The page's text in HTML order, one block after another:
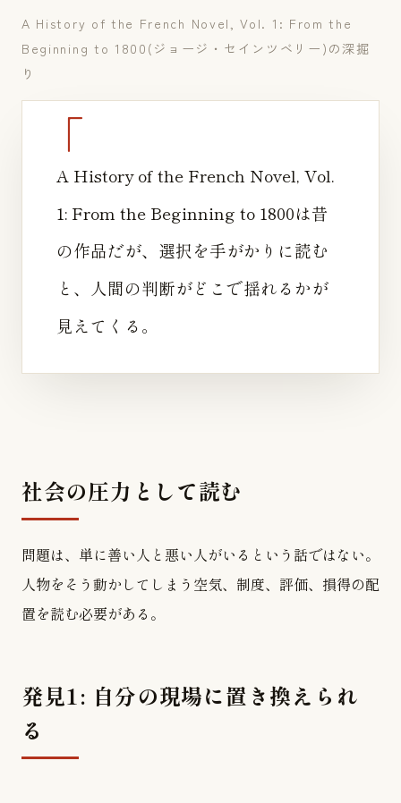
A History of the French Novel, Vol. 1: From the
Beginning to 1800(ジョージ・セインツベリー)の深掘
り
A History of the French Novel, Vol.
1: From the Beginning to 1800は昔
の作品だが、選択を手がかりに読む
と、人間の判断がどこで揺れるかが
見えてくる。
社会の圧力として読む
問題は、単に善い人と悪い人がいるという話ではない。
人物をそう動かしてしまう空気、制度、評価、損得の配
置を読む必要がある。
発見1: 自分の現場に置き換えられ
る